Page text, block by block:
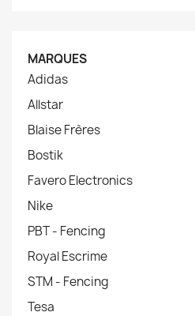
MARQUES
Adidas
Allstar
Blaise Frères
Bostik
Favero Electronics
Nike
PBT - Fencing
Royal Escrime
STM - Fencing
Tesa